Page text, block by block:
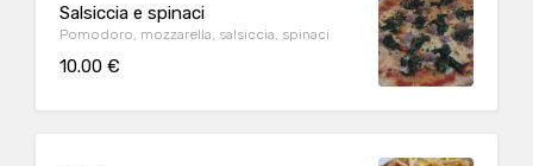
Salsiccia e spinaci
Pomodoro, mozzarella, salsiccia, spinaci
10.00 €